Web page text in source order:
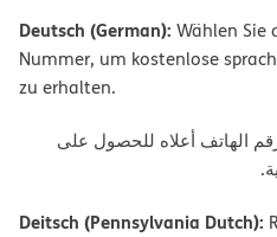
Deutsch (German): Wählen Sie
Nummer, um kostenlose
zu erhalten.
اﻟﮭﺎﺗﻒ أﻋﻼه ﻟﻠﺤﺼﻮل ﻋﻠﻰ
Deitsch (Pennsylvania Dutch):